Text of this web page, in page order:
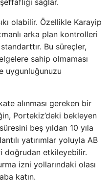
olabilir. Özellikle Karayip
arka plan kontrolleri
Bu süreçler,
sahip olmaması
uygunluğunuzu
alınması gereken bir
Portekiz’deki bekleyen
beş yıldan 10 yıla
yatırımlar yoluyla AB
doğrudan etkileyebilir.
izni yollarındaki olası
katın.